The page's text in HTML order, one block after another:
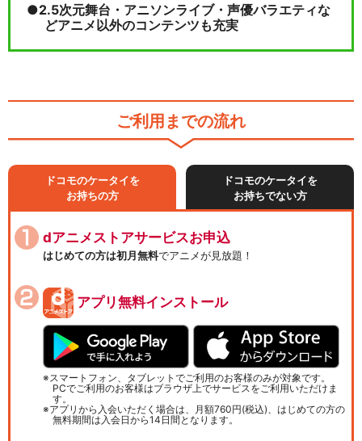
2.5次元舞台・アニソンライブ・声優バラエティな
どアニメ以外のコンテンツも充実
ご利用までの流れ
ドコモのケータイを
お持ちの方
ドコモのケータイを
お持ちでない方
dアニメストアサービスお申込
はじめての方は初月無料でアニメが見放題！
アプリ無料インストール
スマートフォン、タブレットでご利用のお客様のみが対象です。
PCでご利用のお客様はブラウザ上でサービスをご利用いただけま
す。
アプリから入会いただく場合は、月額760円(税込)、はじめての方の
無料期間は入会日から14日間となります。